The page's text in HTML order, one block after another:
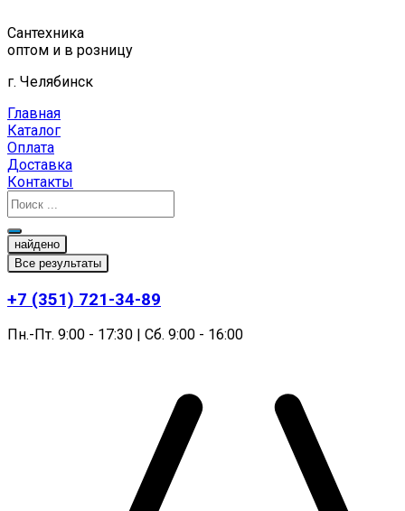
к
содержимому
Сантехника
оптом и в розницу
г. Челябинск
Главная
Каталог
Оплата
Доставка
Контакты
найдено
Все результаты
+7 (351) 721-34-89
Пн.-Пт. 9:00 - 17:30 | Сб. 9:00 - 16:00